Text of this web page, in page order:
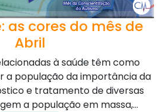
as cores do mês de
Abril
à saúde têm como
a população da importância da
e tratamento de diversas
a população em massa,...